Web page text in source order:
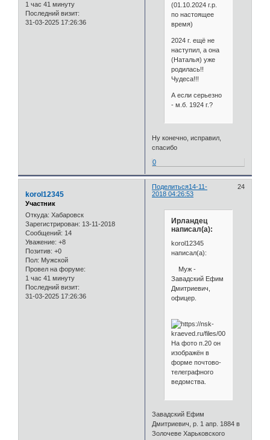
1 час 41 минуту
Последний визит:
31-03-2025 17:26:36
(01.10.2024 г.р.
по настоящее
время)
2024 г. ещё не
наступил, а она
(Наталья) уже
родилась!!
Чудеса!!!
А если серьезно
- м.б. 1924 г.?
Ну конечно, исправил,
спасибо
0
Поделиться 24
14-11-
2018 04:26:53
korol12345
Участник
Откуда: Хабаровск
Зарегистрирован: 13-11-2018
Сообщений: 14
Уважение: +8
Позитив: +0
Пол: Мужской
Провел на форуме:
1 час 41 минуту
Последний визит:
31-03-2025 17:26:36
Ирландец
написал(а):
korol12345
написал(а):
Муж -
Завадский Ефим
Дмитриевич,
офицер.
На фото п.20 он
изображён в
форме почтово-
телеграфного
ведомства.
Завадский Ефим
Дмитриевич, р. 1 апр. 1884 в
Золочеве Харьковского